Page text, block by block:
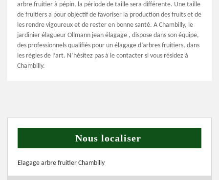
arbre fruitier à pépin, la période de taille sera différente. Une taille
de fruitiers a pour objectif de favoriser la production des fruits et de
les rendre vigoureux et de rester en bonne santé. A Chambilly, le
jardinier élagueur Ollmann jean élagage , dispose dans son équipe,
des professionnels qualifiés pour un élagage d’arbres fruitiers, dans
les règles de l’art. N’hésitez pas à le contacter si vous résidez à
Chambilly.
Nous localiser
Elagage arbre fruitier Chambilly